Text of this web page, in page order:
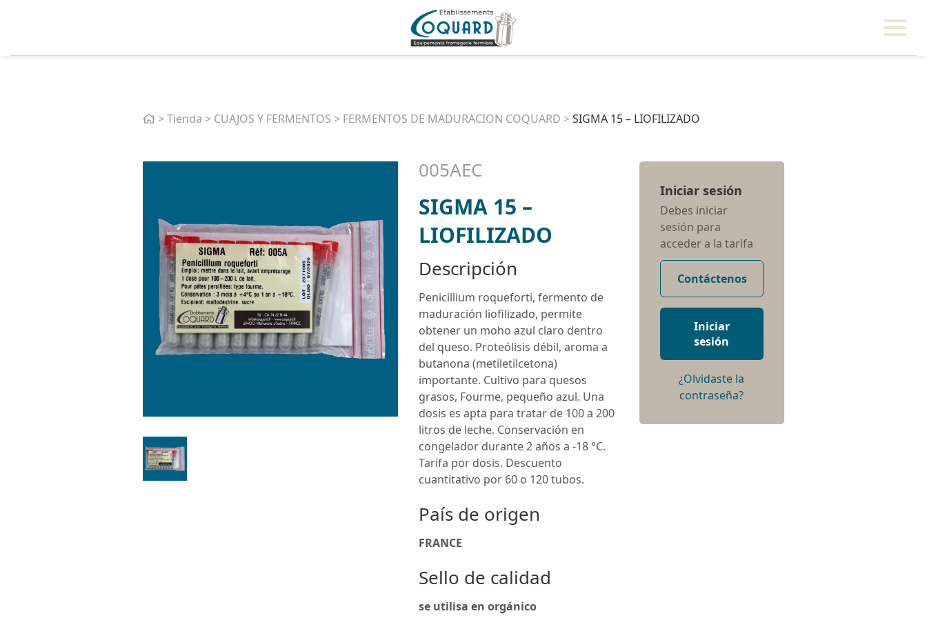
Home
>Tienda > CUAJOS Y FERMENTOS > FERMENTOS DE MADURACION COQUARD >SIGMA 15 – LIOFILIZADO
005AEC
SIGMA 15 –
LIOFILIZADO
Descripción
Penicillium roqueforti, fermento de
maduración liofilizado, permite
obtener un moho azul claro dentro
del queso. Proteólisis débil, aroma a
butanona (metiletilcetona)
importante. Cultivo para quesos
grasos, Fourme, pequeño azul. Una
dosis es apta para tratar de 100 a 200
litros de leche. Conservación en
congelador durante 2 años a -18 °C.
Tarifa por dosis. Descuento
cuantitativo por 60 o 120 tubos.
País de origen
FRANCE
Sello de calidad
se utilisa en orgánico
Iniciar sesión
Debes iniciar
sesión para
acceder a la tarifa
Contáctenos
Iniciar
sesión
¿Olvidaste la
contraseña?